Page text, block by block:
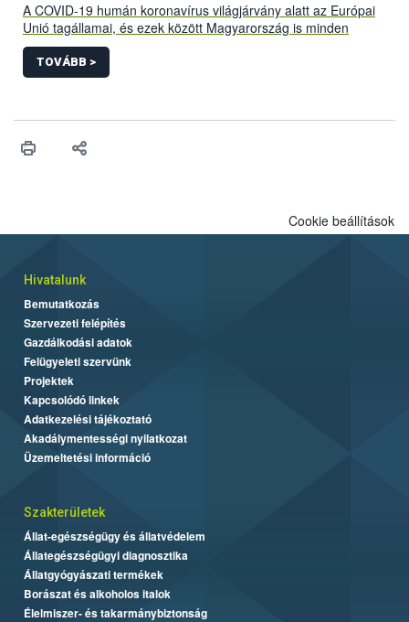
A COVID-19 humán koronavírus világjárvány alatt az Európai
Unió tagállamai, és ezek között Magyarország is minden
erőfeszítést megtesz, hogy továbbra is biztosítsa a tagállamok
közötti és az Európai Unión kívül, úgynevezett harmadik
országokba történő szabad áruforgalmat. Különös igaz ez az
TOVÁBB >
Cookie beállítások
Hivatalunk
Bemutatkozás
Szervezeti felépítés
Gazdálkodási adatok
Felügyeleti szervünk
Projektek
Kapcsolódó linkek
Adatkezelési tájékoztató
Akadálymentességi nyilatkozat
Üzemeltetési információ
Szakterületek
Állat-egészségügy és állatvédelem
Állategészségügyi diagnosztika
Állatgyógyászati termékek
Borászat és alkoholos italok
Élelmiszer- és takarmánybiztonság